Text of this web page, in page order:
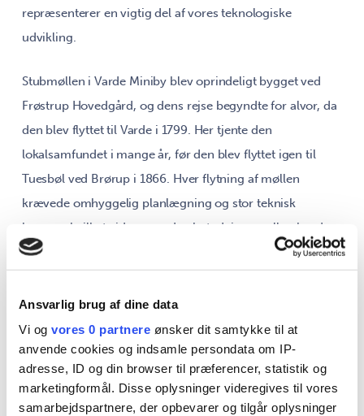
Ansvarlig brug af dine data
Vi og vores 0 partnere ønsker dit samtykke til at
anvende cookies og indsamle persondata om IP-
adresse, ID og din browser til præferencer, statistik og
marketingformål. Disse oplysninger videregives til vores
samarbejdspartnere, der opbevarer og tilgår oplysninger
repræsenterer en vigtig del af vores teknologiske
udvikling.
Stubmøllen i Varde Miniby blev oprindeligt bygget ved
Frøstrup Hovedgård, og dens rejse begyndte for alvor, da
den blev flyttet til Varde i 1799. Her tjente den
lokalsamfundet i mange år, før den blev flyttet igen til
Tuesbøl ved Brørup i 1866. Hver flytning af møllen
krævede omhyggelig planlægning og stor teknisk
kunnen, hvilket vidner om den betydning, møllen havde
for de samfund, den tjente.
imponerende samling af historiske bygninger. Den Gamle
By er et frilandsmuseum, der giver besøgende mulighed
for at opleve dansk historie og kultur på nært hold.